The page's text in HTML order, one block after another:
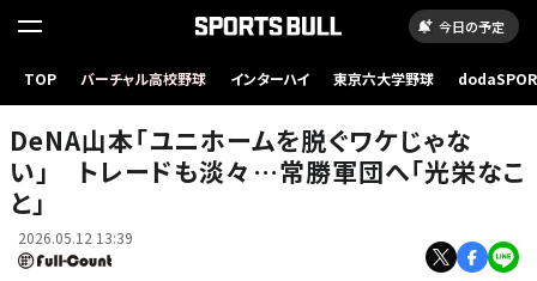
今日の予定
TOP バーチャル高校野球 インターハイ 東京六大学野球
取材に応じるソフトバンクへ移籍が決まったDeNA・山本祐大【写真：町田利衣】
DeNA山本「ユニホームを脱ぐワケじゃな
い」 トレードも淡々…常勝軍団へ「光栄なこ
と」
2026.05.12 13:39